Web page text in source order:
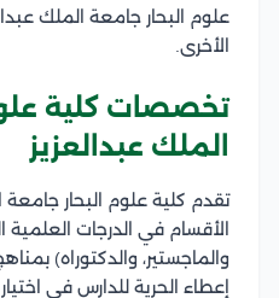
علوم البحار جامعة الملك
الأخرى.
تخصصات كلية
الملك عبدالعزيز
تقدم كلية علوم البحار جامعة
الأقسام في الدرجات العلمية
والماجستير، والدكتوراه)
إعطاء الحرية للدارس في